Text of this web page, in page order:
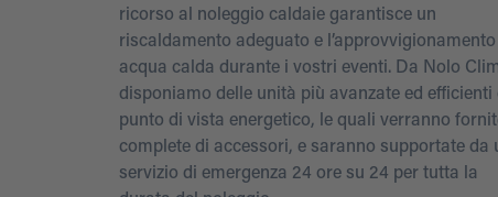
ricorso al noleggio caldaie garantisce un
riscaldamento adeguato e l’approvvigionamento
acqua calda durante i vostri eventi. Da Nolo
disponiamo delle unità più avanzate ed efficienti
punto di vista energetico, le quali verranno
complete di accessori, e saranno supportate da
servizio di emergenza 24 ore su 24 per tutta la